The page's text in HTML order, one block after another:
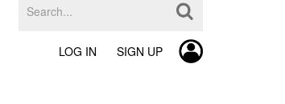
LOG IN SIGN UP